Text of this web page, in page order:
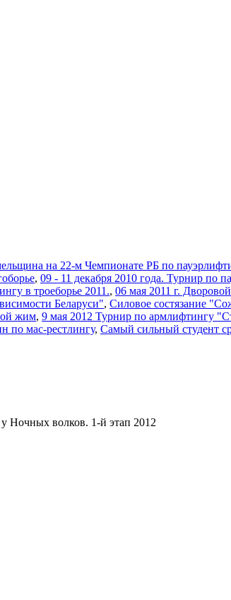
на 22-м Чемпионате РБ по
, 09 - 11 декабря 2010 года. Турнир по
в троеборье 2011., 06 мая 2011 г.
Беларуси", Силовое состязание
жим, 9 мая 2012 Турнир по армлифтингу
по мас-рестлингу, Самый сильный студент
Ночных волков. 1-й этап 2012